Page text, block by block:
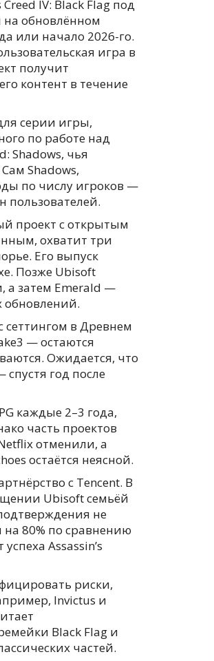
IV: Black Flag под
на обновлённом
или начало 2026-го.
игра в
получит
контент в течение
серии игры,
по работе над
Shadows, чья
Shadows,
по числу игроков —
пользователей.
проект с открытым
охватит три
Его выпуск
Позже Ubisoft
а затем Emerald —
обновлений.
сеттингом в Древнем
— остаются
Ожидается, что
спустя год после
каждые 2–3 года,
часть проектов
отменили, а
остаётся неясной.
с Tencent. В
Ubisoft семьёй
не
80% по сравнению
Assassin’s
риски,
Invictus и
Black Flag и
частей.